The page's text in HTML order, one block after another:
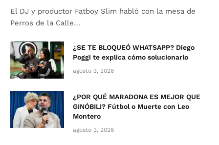
El DJ y productor Fatboy Slim habló con la mesa de
Perros de la Calle…
¿SE TE BLOQUEÓ WHATSAPP? Diego
Poggi te explica cómo solucionarlo
agosto 3, 2026
¿POR QUÉ MARADONA ES MEJOR QUE
GINÓBILI? Fútbol o Muerte con Leo
Montero
agosto 3, 2026